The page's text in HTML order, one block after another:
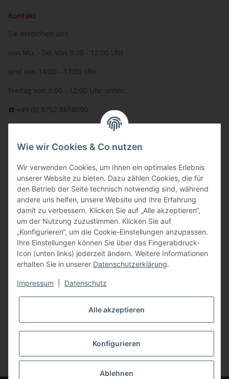
Kontakt
Sie erreichen uns
von Mo. - Do. von 9:00 - 12:00 Uhr
und von 14:00 - 17:00 Uhr
Freitag von 9:00 - 12:00 Uhr unter:
☎️ +49 (0) 8752 8658090
oder über unserKontaktformular
BFT - Autorisierter Fachhändler
* Alle Preise inkl. gesetzlicher USt., zzgl.Versand
Wie wir Cookies & Co nutzen
Wir verwenden Cookies, um Ihnen ein optimales Erlebnis
unserer Website zu bieten. Dazu zählen Cookies, die für
den Betrieb der Seite technisch notwendig sind, während
andere uns helfen, unsere Website und Ihre Erfahrung
damit zu verbessern. Klicken Sie auf „Alle akzeptieren“,
um der Nutzung zuzustimmen. Klicken Sie auf
„Konfigurieren“, um die Cookie-Einstellungen anzupassen.
Ihre Einstellungen können Sie über das Fingerabdruck-
Icon (unten links) jederzeit ändern. Weitere Informationen
erhalten Sie in unserer Datenschutzerklärung.
Impressum Datenschutz
Alle akzeptieren
Konfigurieren
Ablehnen